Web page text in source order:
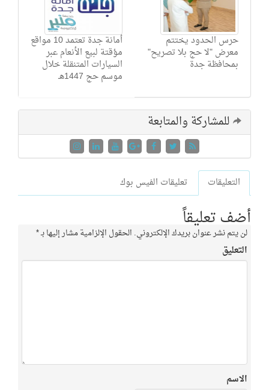
أمانة جدة تعتمد 10 مواقع
مؤقتة لبيع الأنعام عبر
السيارات المتنقلة خلال
موسم حج 1447هـ
حرس الحدود يختتم
معرض "لا حج بلا تصريح"
بمحافظة جدة
للمشاركة والمتابعة
التعليقات تعليقات الفيس بوك
أضف تعليقاً
لن يتم نشر عنوان بريدك الإلكتروني. الحقول الإلزامية مشار إليها بـ*
التعليق
الاسم